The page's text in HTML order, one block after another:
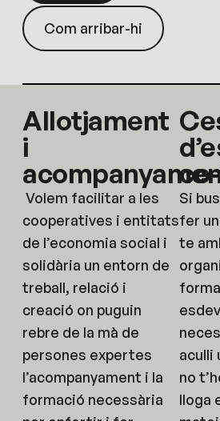
Com arribar-hi
Allotjament
i
Volem facilitar a les
cooperatives i entitats
de l’economia social i
solidària un entorn de
treball, relació i
creació on puguin
rebre de la mà de
persones expertes
l’acompanyament i la
formació necessària
Si
fer
te
aculli
no
lloga